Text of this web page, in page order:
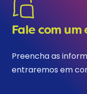
Fale com um
Preencha as
entraremos em